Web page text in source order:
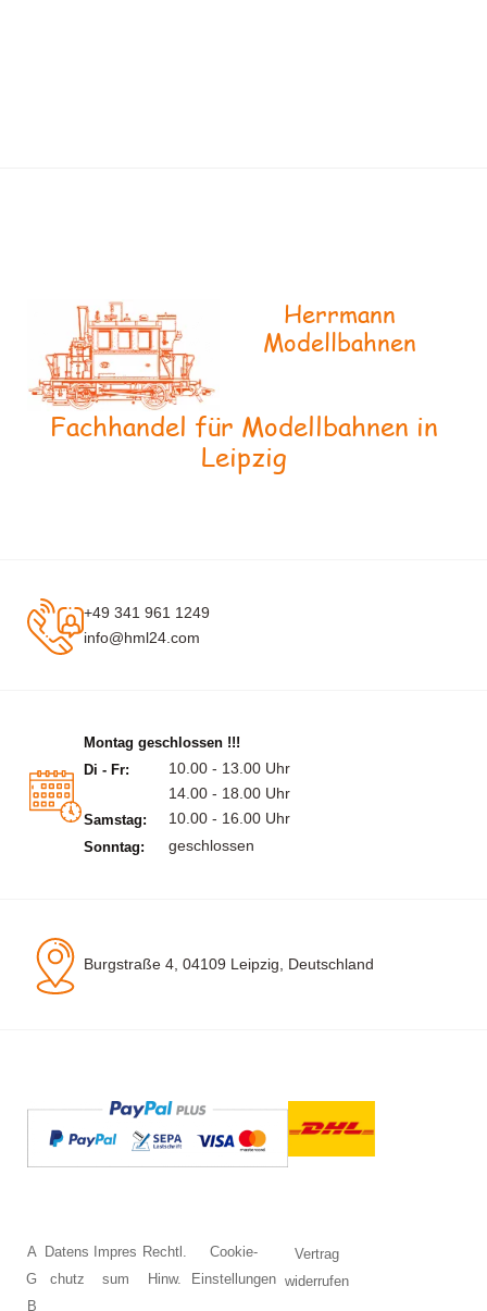
Herrmann
Modellbahnen
Fachhandel für Modellbahnen in
Leipzig
+49 341 961 1249
info@hml24.com
Montag geschlossen !!!
Di - Fr:
10.00 - 13.00 Uhr
14.00 - 18.00 Uhr
Samstag: 10.00 - 16.00 Uhr
Sonntag: geschlossen
Burgstraße 4, 04109 Leipzig, Deutschland
A
G
B
Datens
chutz
Impres
sum
Rechtl.
Hinw.
Cookie-
Einstellungen
Vertrag
widerrufen